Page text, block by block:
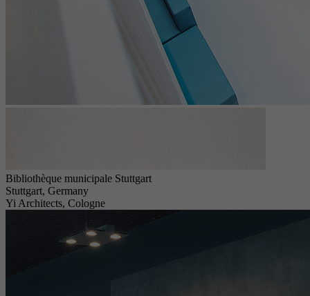
Bibliothèque municipale Stuttgart
Stuttgart, Germany
Yi Architects, Cologne